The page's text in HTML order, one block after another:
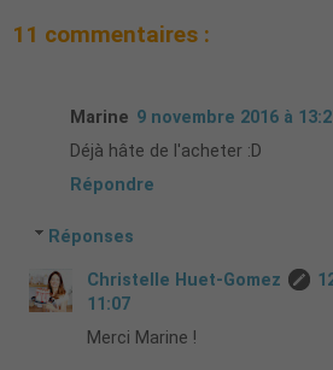
11 commentaires :
Marine 9 novembre 2016 à
Déjà hâte de l'acheter :D
Répondre
Réponses
Christelle Huet-Gomez
11:07
Merci Marine !